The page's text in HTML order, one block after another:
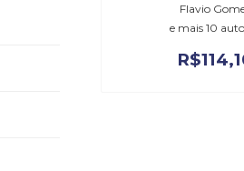
Flavio
e mais 10
R$